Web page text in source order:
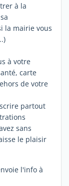
à la
la mairie vous
à votre
carte
de votre
partout
sans
le plaisir
l'info à